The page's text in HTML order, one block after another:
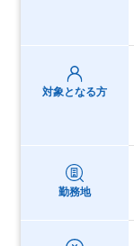
対象となる方
勤務地